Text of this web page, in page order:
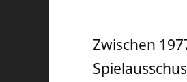
Zwischen